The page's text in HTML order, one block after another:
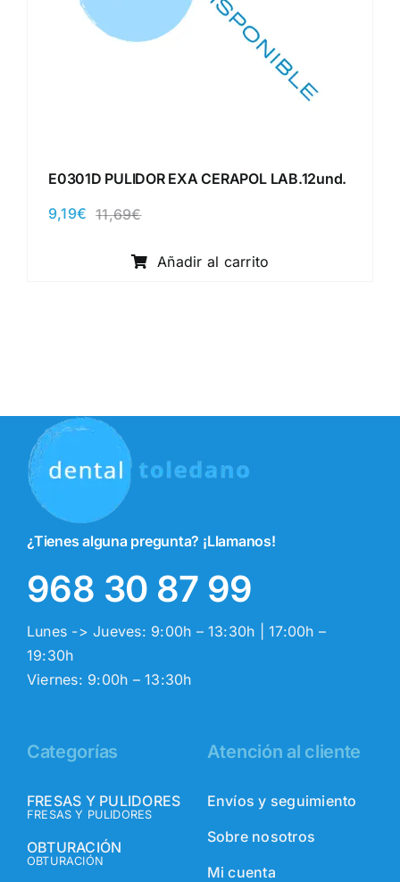
E0301D PULIDOR EXA CERAPOL LAB.12und.
11,69€El
original
era:
9,19€
El
actual
es:
Añadir al carrito
¿Tienes alguna pregunta? ¡Llamanos!
968 30 87 99
Lunes -> Jueves: 9:00h – 13:30h | 17:00h –
19:30h
Viernes: 9:00h – 13:30h
Categorías
FRESAS Y PULIDORES
FRESAS Y PULIDORES
OBTURACIÓN
OBTURACIÓN
Atención al cliente
Envíos y seguimiento
Sobre nosotros
Mi cuenta